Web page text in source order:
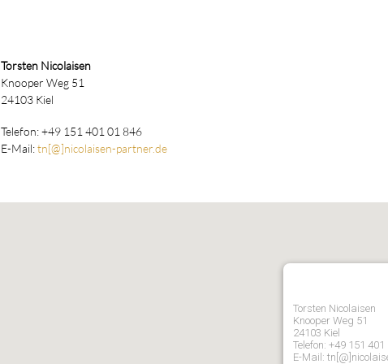
Torsten Nicolaisen
Knooper Weg 51
24103 Kiel
Telefon: +49 151 401 01 846
E-Mail:tn[@]nicolaisen-partner.de
Torsten Nicolaisen
Knooper Weg 51
24103 Kiel
Telefon: +49 151 401
E-Mail: